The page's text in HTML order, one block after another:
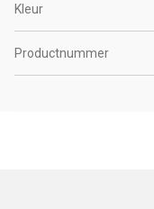
Kleur
Productnummer